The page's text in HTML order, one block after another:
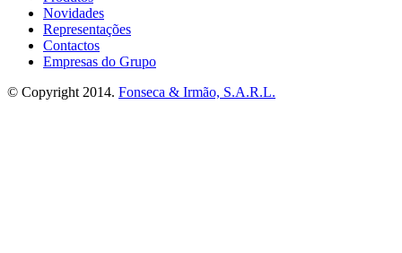
Novidades
Representações
Contactos
Empresas do Grupo
© Copyright 2014. Fonseca & Irmão, S.A.R.L.